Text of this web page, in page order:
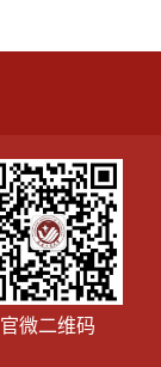
官微二维码